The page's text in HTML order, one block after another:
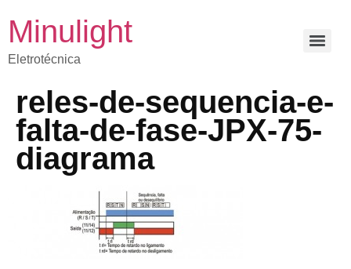
Minulight
Eletrotécnica
reles-de-sequencia-e-
falta-de-fase-JPX-75-
diagrama